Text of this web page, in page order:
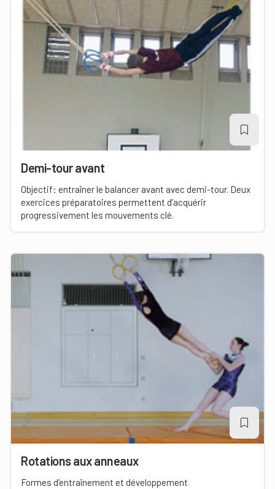
Demi-tour avant
Objectif: entraîner le balancer avant avec demi-tour. Deux
exercices préparatoires permettent d’acquérir
progressivement les mouvements clé.
Rotations aux anneaux
Formes d’entraînement et développement